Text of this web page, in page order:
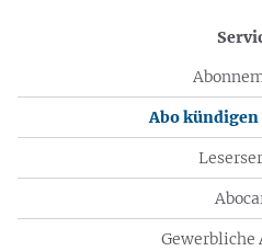
Abo
Gewerbliche